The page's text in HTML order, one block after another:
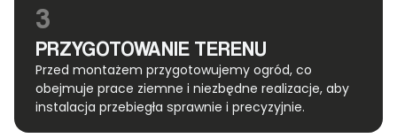
3
PRZYGOTOWANIE TERENU
Przed montażem przygotowujemy ogród, co
obejmuje prace ziemne i niezbędne realizacje, aby
instalacja przebiegła sprawnie i precyzyjnie.